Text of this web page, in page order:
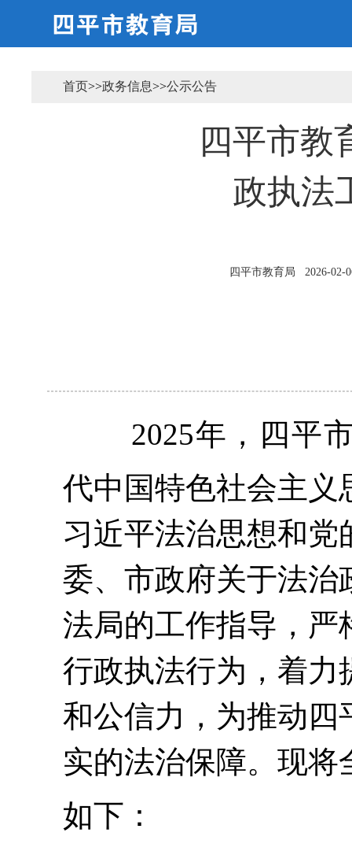
首页>>政务信息>>公示公告
四平市教
政执法
四平市教育局 2026-02-
2025年，四平
代中国特色社会主义
习近平法治思想和
委、市政府关于法治
法局的工作指导，严
行政执法行为，着力
和公信力，为推动四
实的法治保障。现
如下：